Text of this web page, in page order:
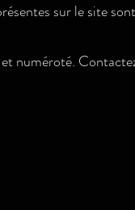
sur le site
numéroté.